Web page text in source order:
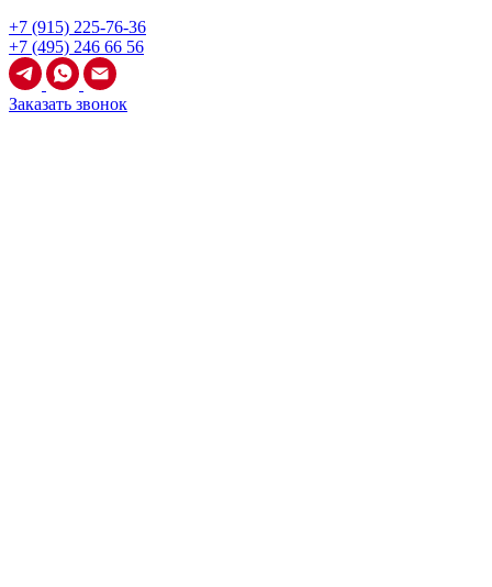
+7 (915) 225-76-36
+7 (495) 246 66 56
Заказать звонок